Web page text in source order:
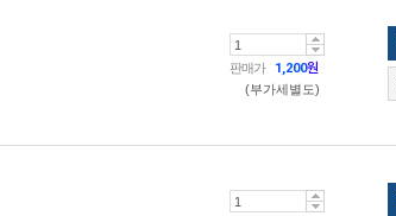
판매가 1,200원
(부가세별도)